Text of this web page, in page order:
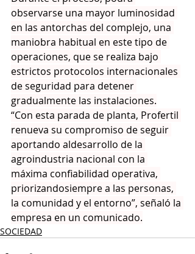
observarse una mayor luminosidad
en las antorchas del complejo, una
maniobra habitual en este tipo de
operaciones, que se realiza bajo
estrictos protocolos internacionales
de seguridad para detener
gradualmente las instalaciones.
“Con esta parada de planta, Profertil
renueva su compromiso de seguir
aportando aldesarrollo de la
agroindustria nacional con la
máxima confiabilidad operativa,
priorizandosiempre a las personas,
la comunidad y el entorno”, señaló la
empresa en un comunicado.
SOCIEDAD